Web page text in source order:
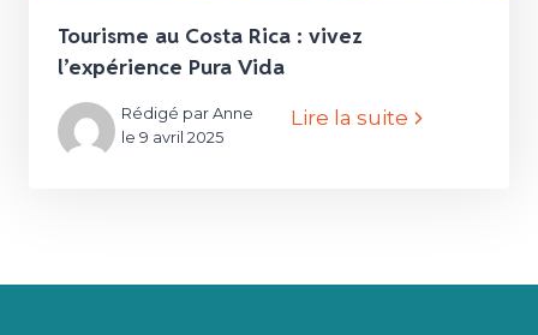
Tourisme au Costa Rica : vivez
l’expérience Pura Vida
Rédigé par Anne
le 9 avril 2025
Lire la suite